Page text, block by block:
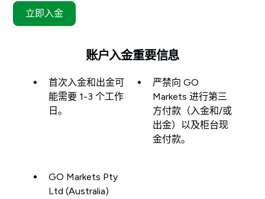
立即入金
账户入金重要信息
首次入金和出金可
能需要 1-3 个工作
日。
严禁向 GO
Markets 进行第三
方付款（入金和/或
出金）以及柜台现
金付款。
GO Markets Pty
Ltd (Australia)